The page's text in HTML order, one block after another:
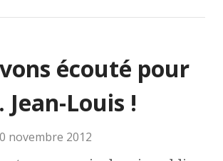
écouté pour
Louis !
novembre 2012